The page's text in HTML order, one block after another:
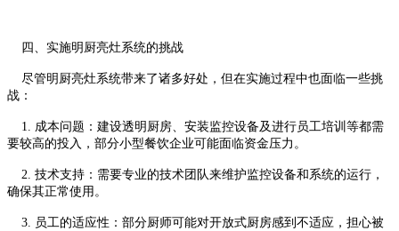
四、实施明厨亮灶系统的挑战
尽管明厨亮灶系统带来了诸多好处，但在实施过程中也面临一些挑
战：
1. 成本问题：建设透明厨房、安装监控设备及进行员工培训等都需
要较高的投入，部分小型餐饮企业可能面临资金压力。
2. 技术支持：需要专业的技术团队来维护监控设备和系统的运行，
确保其正常使用。
3. 员工的适应性：部分厨师可能对开放式厨房感到不适应，担心被